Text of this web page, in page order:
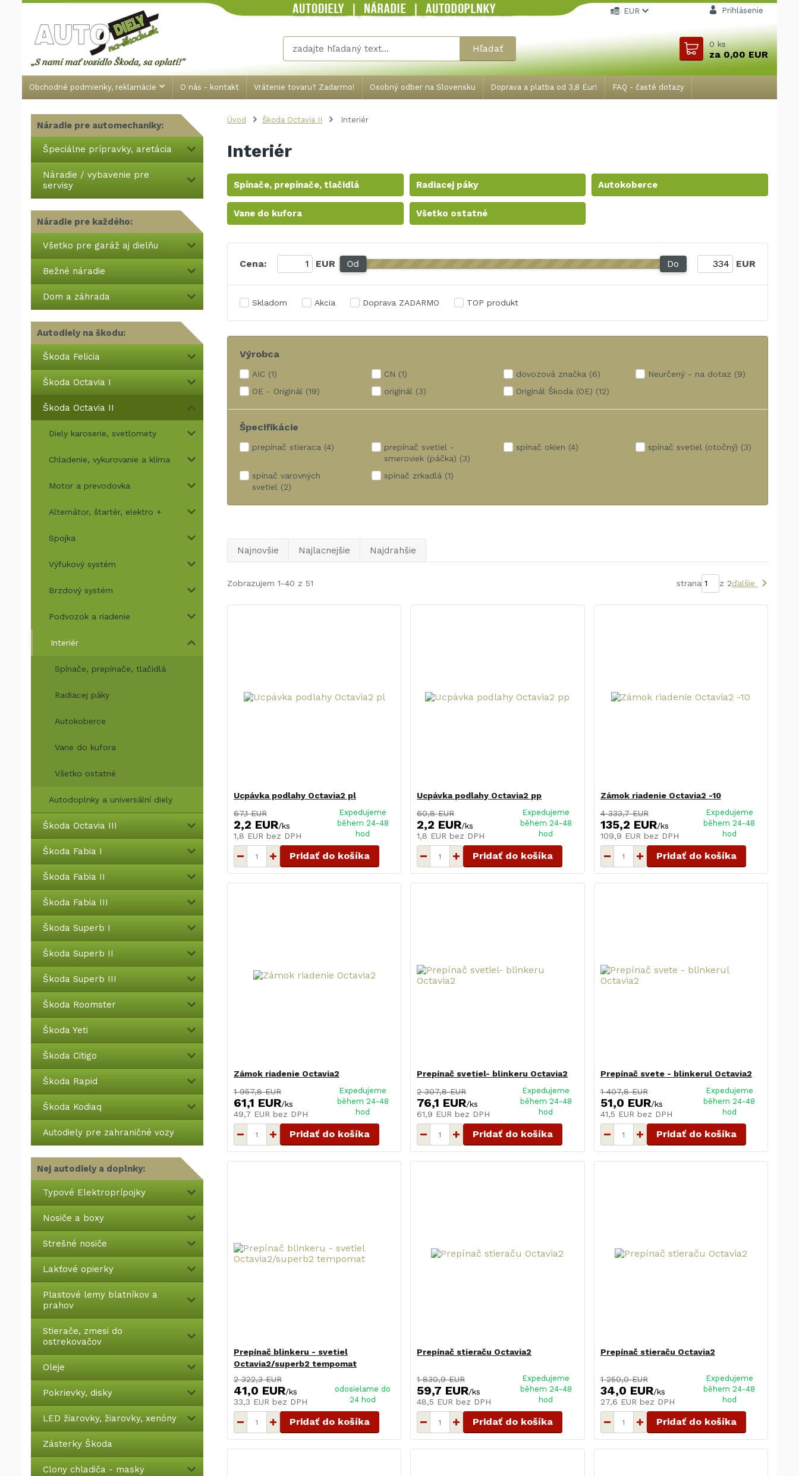
Obchodné podmienky, reklamácie O nás - kontakt Vrátenie tovaru? Zadarmo! Osobný odber na Slovensku Doprava a platba od 3,8 Eur! FAQ - časté dotazy
EUR Prihlásenie
Hľadať 0ks
za0,00 EUR
Náradie pre automechaniky:
Špeciálne prípravky, aretácia
Náradie / vybavenie pre
servisy
Náradie pre každého:
Všetko pre garáž aj dielňu
Bežné náradie
Dom a záhrada
Autodiely na škodu:
Škoda Felicia
Škoda Octavia I
Škoda Octavia II
Diely karoserie, svetlomety
Chladenie, vykurovanie a klíma
Motor a prevodovka
Alternátor, štartér, elektro +
Spojka
Výfukový systém
Brzdový systém
Podvozok a riadenie
Interiér
Spínače, prepínače, tlačidlá
Radiacej páky
Autokoberce
Vane do kufora
Všetko ostatné
Autodoplnky a universální diely
Škoda Octavia III
Škoda Fabia I
Škoda Fabia II
Škoda Fabia III
Škoda Superb I
Škoda Superb II
Škoda Superb III
Škoda Roomster
Škoda Yeti
Škoda Citigo
Škoda Rapid
Škoda Kodiaq
Autodiely pre zahraničné vozy
Nej autodiely a doplnky:
Typové Elektroprípojky
Nosiče a boxy
Strešné nosiče
Lakťové opierky
Plastové lemy blatníkov a
prahov
Stierače, zmesi do
ostrekovačov
Oleje
Pokrievky, disky
LED žiarovky, žiarovky, xenóny
Zásterky Škoda
Clony chladiča - masky
Úvod Škoda Octavia II Interiér
Interiér
Spínače, prepínače, tlačidlá Radiacej páky Autokoberce
Vane do kufora Všetko ostatné
Cena: EUR Od Do EUR
Skladom Akcia Doprava ZADARMO TOP produkt
Výrobca
AIC (1) CN (1) dovozová značka (6) Neurčený - na dotaz (9)
OE - Originál (19) originál (3) Originál Škoda (OE) (12)
Špecifikácie
prepínač stieraca (4)
prepínač svetiel -
smeroviek (páčka) (3)
spínač okien (4) spínač svetiel (otočný) (3)
spínač varovných
svetiel (2)
spínač zrkadlá (1)
Najnovšie Najlacnejšie Najdrahšie
Zobrazujem 1-40 z 51 strana z 2ďalšie
Ucpávka podlahy Octavia2 pl
67,1 EUR
2,2 EUR/ks
1,8 EUR bez DPH
Expedujeme
během 24-48
hod
Pridať do košíka
Ucpávka podlahy Octavia2 pp
60,8 EUR
2,2 EUR/ks
1,8 EUR bez DPH
Expedujeme
během 24-48
hod
Pridať do košíka
Zámok riadenie Octavia2 -10
4 333,7 EUR
135,2 EUR/ks
109,9 EUR bez DPH
Expedujeme
během 24-48
hod
Pridať do košíka
Zámok riadenie Octavia2
1 957,8 EUR
61,1 EUR/ks
49,7 EUR bez DPH
Expedujeme
během 24-48
hod
Pridať do košíka
Prepínač svetiel- blinkeru Octavia2
2 307,8 EUR
76,1 EUR/ks
61,9 EUR bez DPH
Expedujeme
během 24-48
hod
Pridať do košíka
Prepínač svete - blinkerul Octavia2
1 407,8 EUR
51,0 EUR/ks
41,5 EUR bez DPH
Expedujeme
během 24-48
hod
Pridať do košíka
Prepínač blinkeru - svetiel
Octavia2/superb2 tempomat
2 322,3 EUR
41,0 EUR/ks
33,3 EUR bez DPH
odosielame do
24 hod
Pridať do košíka
Prepínač stieraču Octavia2
1 830,9 EUR
59,7 EUR/ks
48,5 EUR bez DPH
Expedujeme
během 24-48
hod
Pridať do košíka
Prepínač stieraču Octavia2
1 250,0 EUR
34,0 EUR/ks
27,6 EUR bez DPH
Expedujeme
během 24-48
hod
Pridať do košíka